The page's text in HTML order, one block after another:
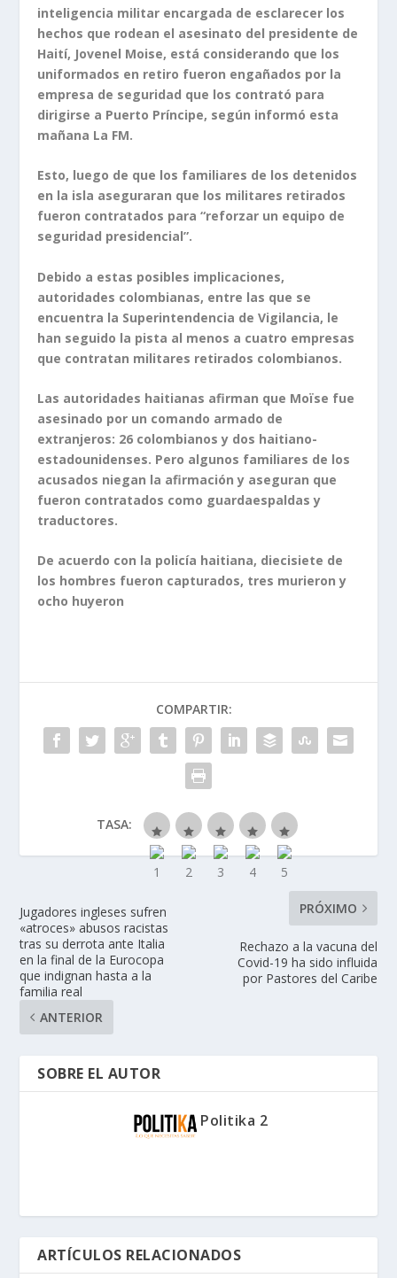
inteligencia militar encargada de esclarecer los
hechos que rodean el asesinato del presidente de
Haití, Jovenel Moise, está considerando que los
uniformados en retiro fueron engañados por la
empresa de seguridad que los contrató para
dirigirse a Puerto Príncipe, según informó esta
mañana La FM.
Esto, luego de que los familiares de los detenidos
en la isla aseguraran que los militares retirados
fueron contratados para “reforzar un equipo de
seguridad presidencial”.
Debido a estas posibles implicaciones,
autoridades colombianas, entre las que se
encuentra la Superintendencia de Vigilancia, le
han seguido la pista al menos a cuatro empresas
que contratan militares retirados colombianos.
Las autoridades haitianas afirman que Moïse fue
asesinado por un comando armado de
extranjeros: 26 colombianos y dos haitiano-
estadounidenses. Pero algunos familiares de los
acusados niegan la afirmación y aseguran que
fueron contratados como guardaespaldas y
traductores.
De acuerdo con la policía haitiana, diecisiete de
los hombres fueron capturados, tres murieron y
ocho huyeron
COMPARTIR:
TASA:
Jugadores ingleses sufren
«atroces» abusos racistas
tras su derrota ante Italia
en la final de la Eurocopa
que indignan hasta a la
familia real
ANTERIOR
PRÓXIMO
Rechazo a la vacuna del
Covid-19 ha sido influida
por Pastores del Caribe
SOBRE EL AUTOR
Politika 2
ARTÍCULOS RELACIONADOS